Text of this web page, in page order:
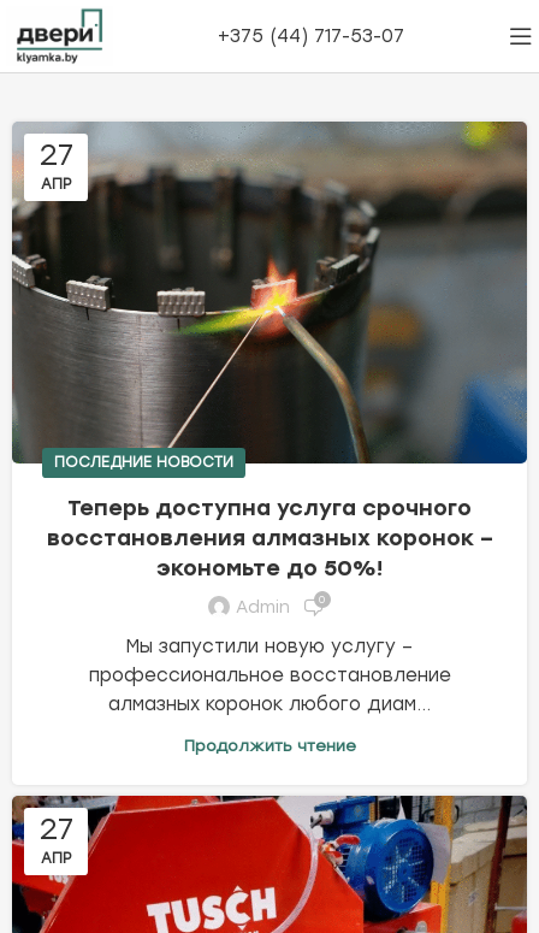
+375 (44) 717-53-07
27
АПР
ПОСЛЕДНИЕ НОВОСТИ
Теперь доступна услуга срочного
восстановления алмазных коронок –
экономьте до 50%!
Admin 0
Мы запустили новую услугу –
профессиональное восстановление
алмазных коронок любого диам...
Продолжить чтение
27
АПР